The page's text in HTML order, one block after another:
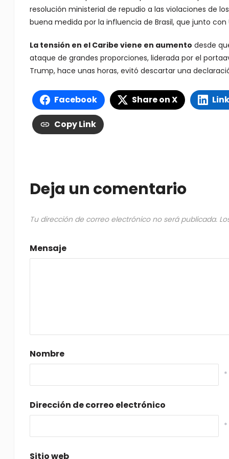
resolución ministerial de repudio a las violaciones de
buena medida por la influencia de Brasil, que junto
La tensión en el Caribe viene en aumento desde
ataque de grandes proporciones, liderada por el
Trump, hace unas horas, evitó descartar una
Facebook Share on X
Copy Link
Deja un comentario
Tu dirección de correo electrónico no será publicada.
Mensaje
Nombre
*
Dirección de correo electrónico
*
Sitio web